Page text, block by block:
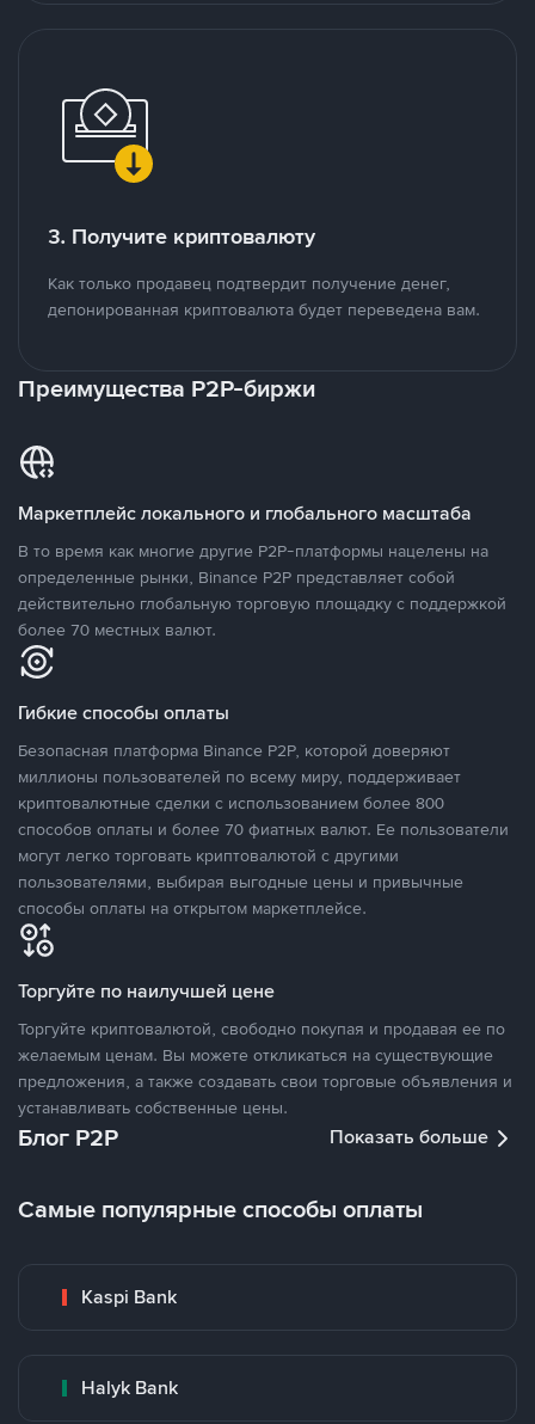
3. Получите криптовалюту
Как только продавец подтвердит получение денег,
депонированная криптовалюта будет переведена вам.
Преимущества P2P-биржи
Маркетплейс локального и глобального масштаба
В то время как многие другие P2P-платформы нацелены на
определенные рынки, Binance P2P представляет собой
действительно глобальную торговую площадку с поддержкой
более 70 местных валют.
Гибкие способы оплаты
Безопасная платформа Binance P2P, которой доверяют
миллионы пользователей по всему миру, поддерживает
криптовалютные сделки с использованием более 800
способов оплаты и более 70 фиатных валют. Ее пользователи
могут легко торговать криптовалютой с другими
пользователями, выбирая выгодные цены и привычные
способы оплаты на открытом маркетплейсе.
Торгуйте по наилучшей цене
Торгуйте криптовалютой, свободно покупая и продавая ее по
желаемым ценам. Вы можете откликаться на существующие
предложения, а также создавать свои торговые объявления и
устанавливать собственные цены.
Блог P2P Показать больше
Самые популярные способы оплаты
Kaspi Bank
Halyk Bank